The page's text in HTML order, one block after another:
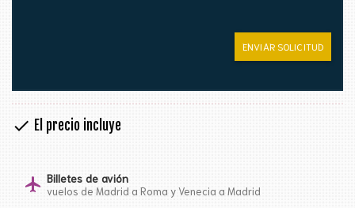
ENVIAR SOLICITUD
check El precio incluye
flight Billetes de avión
vuelos de Madrid a Roma y Venecia a Madrid